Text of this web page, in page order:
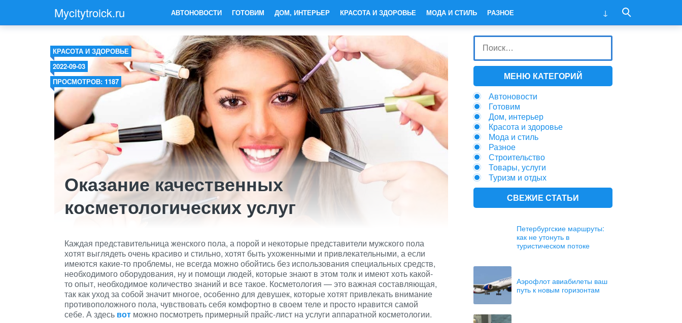
Mycitytroick.ru АВТОНОВОСТИ ГОТОВИМ ДОМ, ИНТЕРЬЕР КРАСОТА И ЗДОРОВЬЕ МОДА И СТИЛЬ РАЗНОЕ
КРАСОТА И ЗДОРОВЬЕ
2022-09-03
ПРОСМОТРОВ: 1187
Оказание качественных
косметологических услуг
Каждая представительница женского пола, а порой и некоторые представители мужского пола
хотят выглядеть очень красиво и стильно, хотят быть ухоженными и привлекательными, а если
имеются какие-то проблемы, не всегда можно обойтись без использования специальных средств,
необходимого оборудования, ну и помощи людей, которые знают в этом толк и имеют хоть какой-
то опыт, необходимое количество знаний и все такое. Косметология — это важная составляющая,
так как уход за собой значит многое, особенно для девушек, которые хотят привлекать внимание
противоположного пола, чувствовать себя комфортно в своем теле и просто нравится самой
себе. А здесь вот можно посмотреть примерный прайс-лист на услуги аппаратной косметологии.
МЕНЮ КАТЕГОРИЙ
Автоновости
Готовим
Дом, интерьер
Красота и здоровье
Мода и стиль
Разное
Строительство
Товары, услуги
Туризм и отдых
СВЕЖИЕ СТАТЬИ
Петербургские маршруты:
как не утонуть в
туристическом потоке
Аэрофлот авиабилеты ваш
путь к новым горизонтам